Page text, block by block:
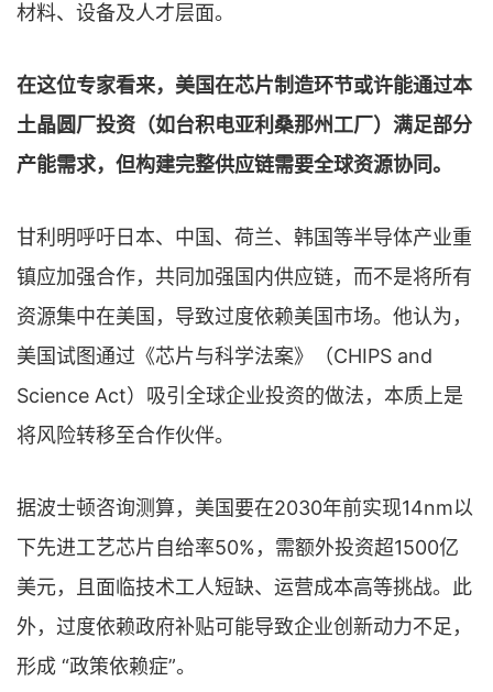
材料、设备及人才层面。
在这位专家看来，美国在芯片制造环节或许能通过本
土晶圆厂投资（如台积电亚利桑那州工厂）满足部分
产能需求，但构建完整供应链需要全球资源协同。
甘利明呼吁日本、中国、荷兰、韩国等半导体产业重
镇应加强合作，共同加强国内供应链，而不是将所有
资源集中在美国，导致过度依赖美国市场。他认为，
美国试图通过《芯片与科学法案》（CHIPS and
Science Act）吸引全球企业投资的做法，本质上是
将风险转移至合作伙伴。
据波士顿咨询测算，美国要在2030年前实现14nm以
下先进工艺芯片自给率50%，需额外投资超1500亿
美元，且面临技术工人短缺、运营成本高等挑战。此
外，过度依赖政府补贴可能导致企业创新动力不足，
形成 “政策依赖症”。